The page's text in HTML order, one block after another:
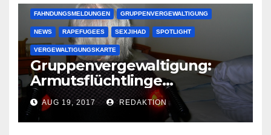
FAHNDUNGSMELDUNGEN GRUPPENVERGEWALTIGUNG
NEWS RAPEFUGEES SEXJIHAD SPOTLIGHT
VERGEWALTIGUNGSKARTE
Gruppenvergewaltigung:
Armutsflüchtlinge
vergewaltigen bettlägerige
Oma im Schlaf
krankenhausreif
AUG 19, 2017 REDAKTION